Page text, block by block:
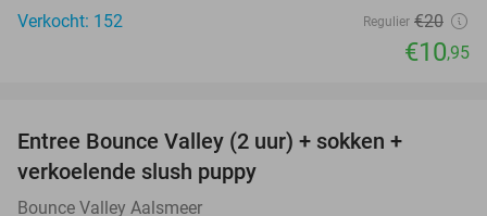
Verkocht: 152
Regulier €20
€10,95
Entree Bounce Valley (2 uur) + sokken +
verkoelende slush puppy
Bounce Valley Aalsmeer